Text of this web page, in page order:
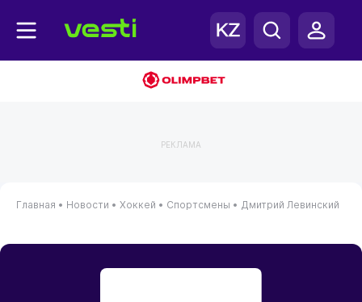
РЕКЛАМА
Главная • Новости • Хоккей • Спортсмены • Дмитрий Левинский